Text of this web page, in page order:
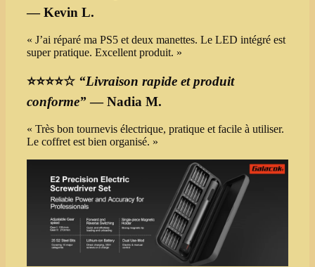
— Kevin L.
« J’ai réparé ma PS5 et deux manettes. Le LED intégré est
super pratique. Excellent produit. »
⭐⭐⭐⭐☆ “Livraison rapide et produit
conforme”— Nadia M.
« Très bon tournevis électrique, pratique et facile à utiliser.
Le coffret est bien organisé. »